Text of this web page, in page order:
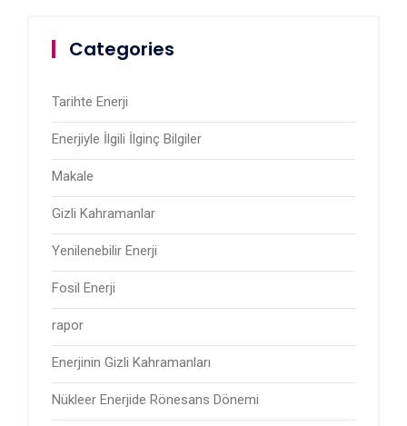
Categories
Tarihte Enerji
Enerjiyle İlgili İlginç Bilgiler
Makale
Gizli Kahramanlar
Yenilenebilir Enerji
Fosil Enerji
rapor
Enerjinin Gizli Kahramanları
Nükleer Enerjide Rönesans Dönemi